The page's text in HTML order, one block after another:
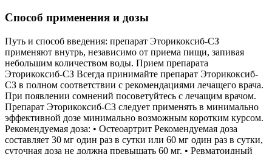
Способ применения и дозы
Путь и способ введения: препарат Эторикоксиб-СЗ
применяют внутрь, независимо от приема пищи, запивая
небольшим количеством воды. Прием препарата
Эторикоксиб-СЗ Всегда принимайте препарат Эторикоксиб-
СЗ в полном соответствии с рекомендациями лечащего врача.
При появлении сомнений посоветуйтесь с лечащим врачом.
Препарат Эторикоксиб-СЗ следует применять в минимально
эффективной дозе минимально возможным коротким курсом.
Рекомендуемая доза: • Остеоартрит Рекомендуемая доза
составляет 30 мг один раз в сутки или 60 мг один раз в сутки,
суточная доза не должна превышать 60 мг. • Ревматоидный